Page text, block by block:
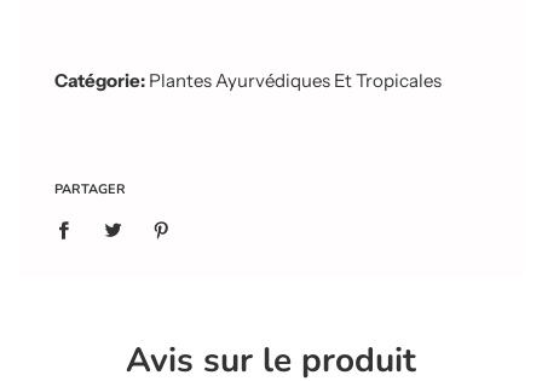
Catégorie: Plantes Ayurvédiques Et Tropicales
PARTAGER
Avis sur le produit